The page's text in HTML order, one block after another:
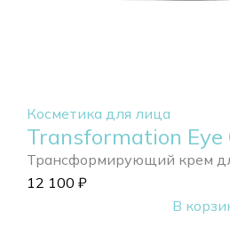
Косметика для лица
Transformation Eye
Трансформирующий крем
12 100 ₽
В